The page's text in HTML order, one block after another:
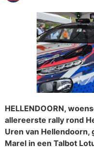
HELLENDOORN,
allereerste rally rond
Uren van Hellendoorn,
Marel in een Talbot